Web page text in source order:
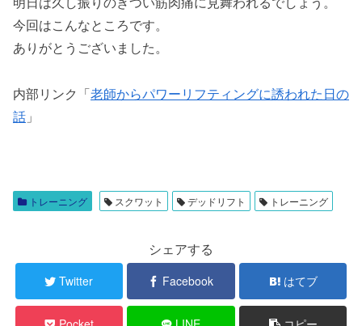
今回はこんなところです。
ありがとうございました。
内部リンク「老師からパワーリフティングに誘われた日の
話 」
トレーニング スクワット デッドリフト トレーニング
シェアする
Twitter Facebook はてブ